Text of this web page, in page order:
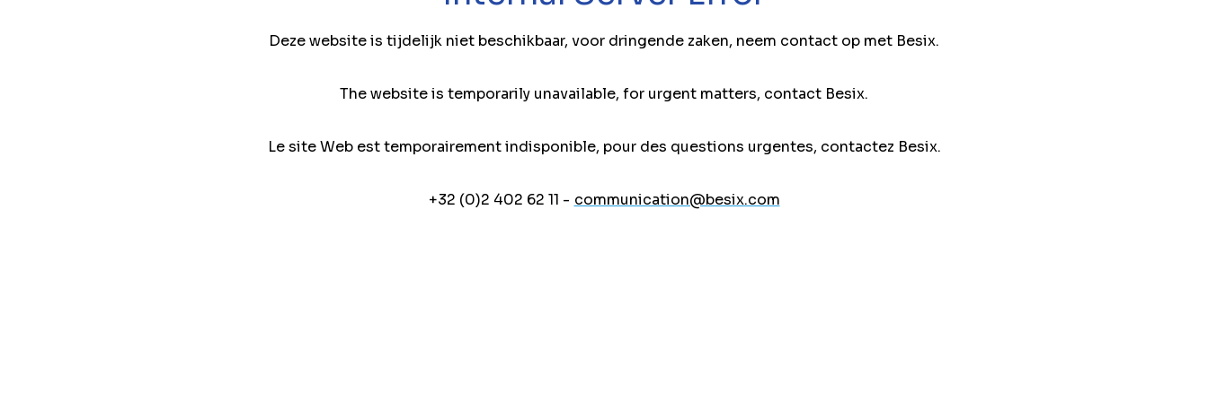
Deze website is tijdelijk niet beschikbaar, voor dringende zaken, neem contact op met Besix.
The website is temporarily unavailable, for urgent matters, contact Besix.
Le site Web est temporairement indisponible, pour des questions urgentes, contactez Besix.
+32 (0)2 402 62 11 - communication@besix.com